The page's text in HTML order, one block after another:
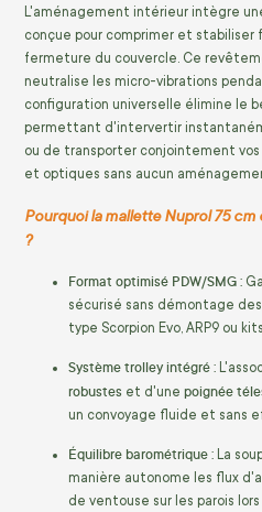
L'aménagement intérieur intègre
conçue pour comprimer et
fermeture du couvercle. Ce
neutralise les micro-vibrations
configuration universelle élimine le
permettant d'intervertir
ou de transporter conjointement
et optiques sans aucun
Pourquoi la mallette Nuprol 75 cm
?
Format optimisé PDW/SMG :
sécurisé sans démontage
type Scorpion Evo, ARP9 ou
Système trolley intégré :
robustes et d'une poignée
un convoyage fluide et sans
Équilibre barométrique : La
manière autonome les flux
de ventouse sur les parois